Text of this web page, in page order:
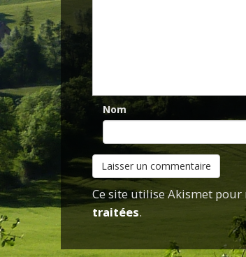
Nom
Ce site utilise Akismet
traitées.